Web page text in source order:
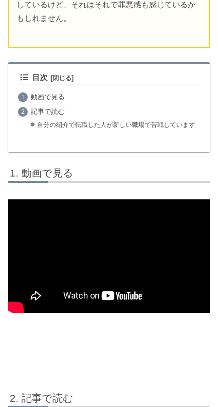
しているけど、それはそれで罪悪感も感じているか
もしれません。
目次
動画で見る
記事で読む
自分の紹介で転職した人が新しい職場で苦戦しています
動画で見る
記事で読む